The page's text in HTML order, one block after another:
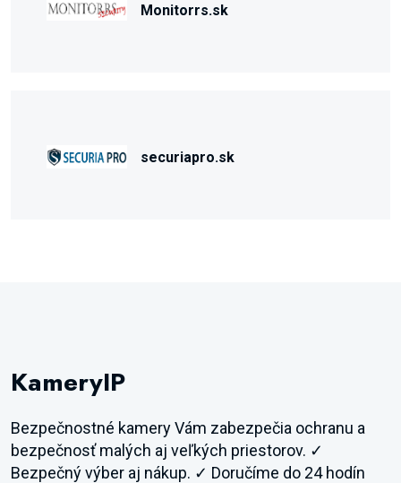
Monitorrs.sk
securiapro.sk
KameryIP
Bezpečnostné kamery Vám zabezpečia ochranu a
bezpečnosť malých aj veľkých priestorov. ✓
Bezpečný výber aj nákup. ✓ Doručíme do 24 hodín